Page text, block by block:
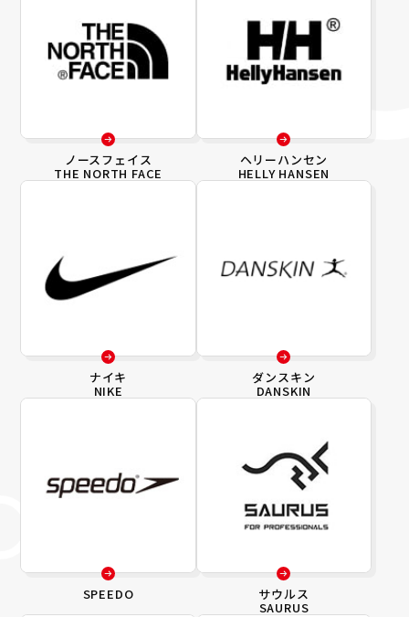
ノースフェイス
THE NORTH FACE
ヘリーハンセン
HELLY HANSEN
ナイキ
NIKE
ダンスキン
DANSKIN
SPEEDO サウルス
SAURUS